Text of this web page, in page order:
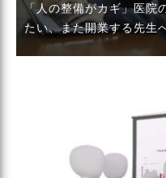
「人の整備がカギ」医院
たい、また開業する先生